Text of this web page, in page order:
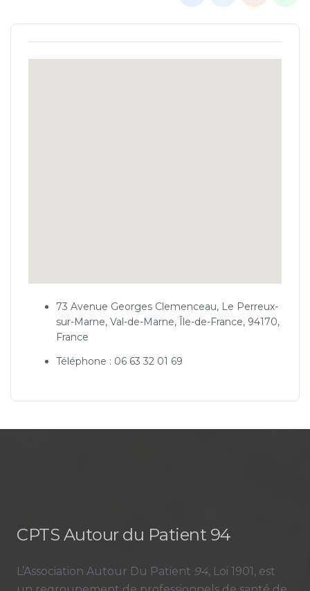
73 Avenue Georges Clemenceau, Le Perreux-
sur-Marne, Val-de-Marne, Île-de-France, 94170,
France
Téléphone : 06 63 32 01 69
CPTS Autour du Patient 94
L’Association Autour Du Patient 94, Loi 1901, est